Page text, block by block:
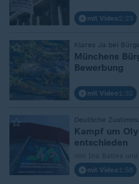
mit Video2:23
Klares Ja bei
Münchens
Bewerbung
mit Video 1:32
Deutliche
:
Kampf um
entschieden
mit Video 1:58